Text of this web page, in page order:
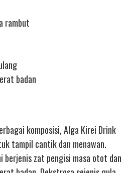
rambut
badan
komposisi, Alga Kirei Drink
tampil cantik dan menawan.
berjenis zat pengisi masa otot dan